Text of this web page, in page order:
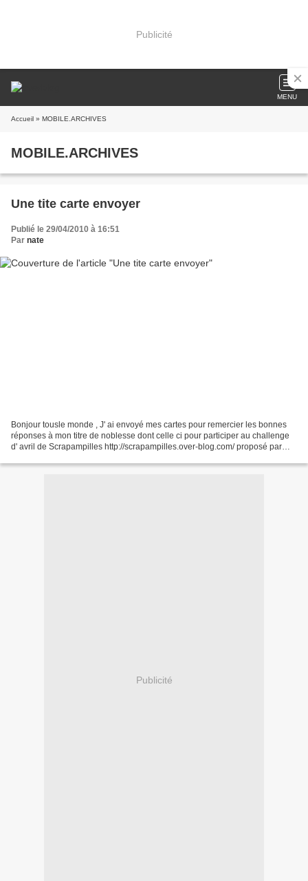
Publicité
MENU
Accueil » MOBILE.ARCHIVES
MOBILE.ARCHIVES
Une tite carte envoyer
Publié le 29/04/2010 à 16:51
Par nate
Bonjour tousle monde , J' ai envoyé mes cartes pour remercier les bonnes
réponses à mon titre de noblesse dont celle ci pour participer au challenge
d' avril de Scrapampilles http://scrapampilles.over-blog.com/ proposé par
Publicité